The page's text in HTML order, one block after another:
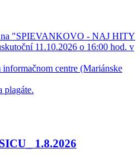
na "SPIEVANKOVO - NAJ HITY
11.10.2026 o 16:00 hod. v
centre (Mariánske
plagáte.
1.8.2026